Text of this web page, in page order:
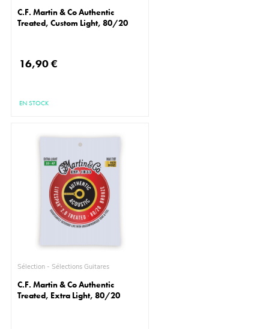
C.F. Martin & Co Authentic
Treated, Custom Light, 80/20
16,90 €
EN STOCK
Sélection - Sélections Guitares
C.F. Martin & Co Authentic
Treated, Extra Light, 80/20